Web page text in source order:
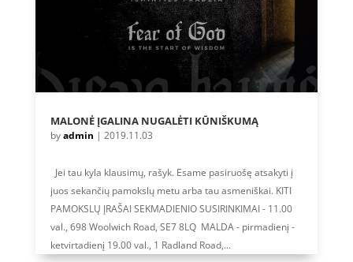
MALONĖ ĮGALINA NUGALĖTI KŪNIŠKUMĄ
byadmin | 2019.11.03
Jei tau kyla klausimų, rašyk. Esame pasiruošę atsakyti į
juos sekančių pamokslų metu arba tau asmeniškai. KITI
PAMOKSLŲ ĮRAŠAI SEKMADIENIO SUSIRINKIMAI - 11.00
val., 698 Woolwich Road, SE7 8LQ MALDA - pirmadienį -
ketvirtadienį 19.00 val., 1 Radland Road,...